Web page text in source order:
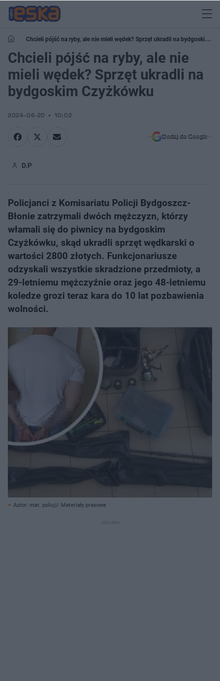
Chcieli pójść na ryby, ale nie mieli wędek? Sprzęt ukradli na bydgoskim
Czyżkówku
Chcieli pójść na ryby, ale nie
mieli wędek? Sprzęt ukradli na
bydgoskim Czyżkówku
2024-06-20 10:02
Dodaj do Google
D.P
Policjanci z Komisariatu Policji Bydgoszcz-
Błonie zatrzymali dwóch mężczyzn, którzy
włamali się do piwnicy na bydgoskim
Czyżkówku, skąd ukradli sprzęt wędkarski o
wartości 2800 złotych. Funkcjonariusze
odzyskali wszystkie skradzione przedmioty, a
29-letniemu mężczyźnie oraz jego 48-letniemu
koledze grozi teraz kara do 10 lat pozbawienia
wolności.
Autor: mat. policji/ Materiały prasowe